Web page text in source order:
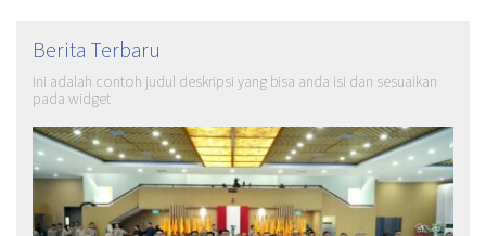
Berita Terbaru
Ini adalah contoh judul deskripsi yang bisa anda isi dan sesuaikan
pada widget